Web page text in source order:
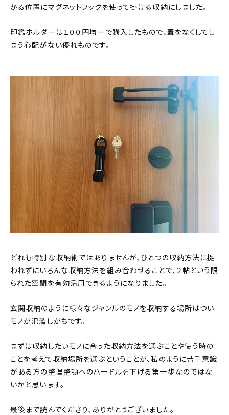
かる位置にマグネットフックを使って掛ける収納にしました。
印鑑ホルダーは１００円均一で購入したもので、蓋をなくしてし
まう心配がない優れものです。
どれも特別な収納術ではありませんが、ひとつの収納方法に捉
われずにいろんな収納方法を組み合わせることで、２帖という限
られた空間を有効活用できるようになりました。
玄関収納のように様々なジャンルのモノを収納する場所はつい
モノが氾濫しがちです。
まずは収納したいモノに合った収納方法を選ぶことや使う時の
ことを考えて収納場所を選ぶということが、私のように苦手意識
がある方の整理整頓へのハードルを下げる第一歩なのではな
いかと思います。
最後まで読んでくださり、ありがとうございました。